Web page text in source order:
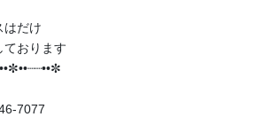
はだけ
ております
7077